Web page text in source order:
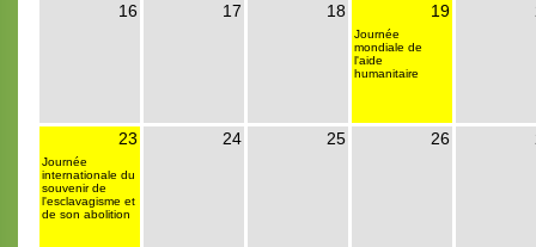
16 17 18 19
Journée
mondiale de
l'aide
humanitaire
23
Journée
internationale du
souvenir de
l'esclavagisme et
de son abolition
24 25 26